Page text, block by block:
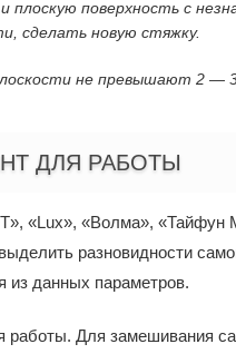
поверхность с
сделать новую стяжку.
не превышают 2
ДЛЯ РАБОТЫ
«Lux», «Волма», «Тайфун
разновидности
из данных параметров.
работы. Для замешивания